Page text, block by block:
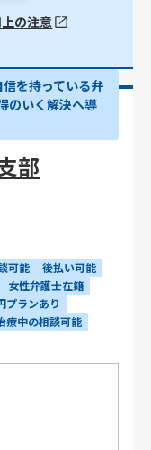
の注意
信を持っている弁
のいく解決へ導
部
可能
後払い可能
女性弁護士在籍
プランあり
療中の相談可能